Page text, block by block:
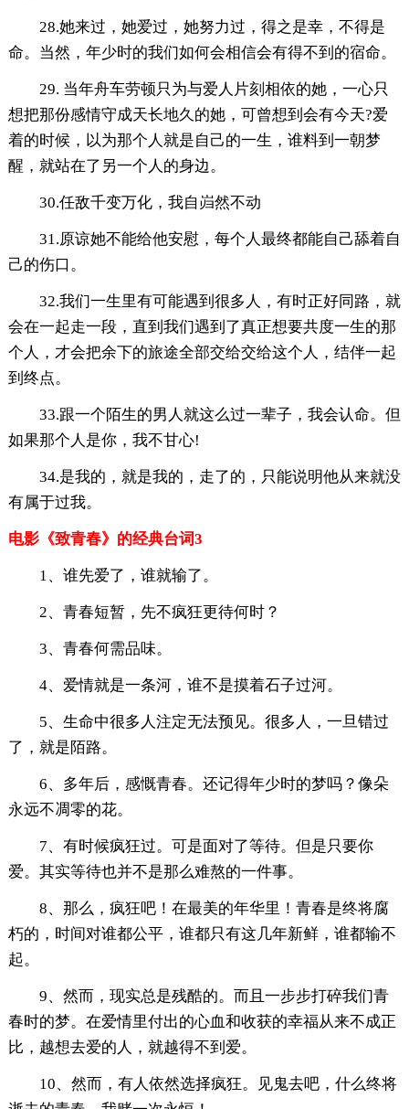
28.她来过，她爱过，她努力过，得之是幸，不得是
命。当然，年少时的我们如何会相信会有得不到的宿命。
29. 当年舟车劳顿只为与爱人片刻相依的她，一心只
想把那份感情守成天长地久的她，可曾想到会有今天?爱
着的时候，以为那个人就是自己的一生，谁料到一朝梦
醒，就站在了另一个人的身边。
30.任敌千变万化，我自岿然不动
31.原谅她不能给他安慰，每个人最终都能自己舔着自
己的伤口。
32.我们一生里有可能遇到很多人，有时正好同路，就
会在一起走一段，直到我们遇到了真正想要共度一生的那
个人，才会把余下的旅途全部交给交给这个人，结伴一起
到终点。
33.跟一个陌生的男人就这么过一辈子，我会认命。但
如果那个人是你，我不甘心!
34.是我的，就是我的，走了的，只能说明他从来就没
有属于过我。
电影《致青春》的经典台词3
1、谁先爱了，谁就输了。
2、青春短暂，先不疯狂更待何时？
3、青春何需品味。
4、爱情就是一条河，谁不是摸着石子过河。
5、生命中很多人注定无法预见。很多人，一旦错过
了，就是陌路。
6、多年后，感慨青春。还记得年少时的梦吗？像朵
永远不凋零的花。
7、有时候疯狂过。可是面对了等待。但是只要你
爱。其实等待也并不是那么难熬的一件事。
8、那么，疯狂吧！在最美的年华里！青春是终将腐
朽的，时间对谁都公平，谁都只有这几年新鲜，谁都输不
起。
9、然而，现实总是残酷的。而且一步步打碎我们青
春时的梦。在爱情里付出的心血和收获的幸福从来不成正
比，越想去爱的人，就越得不到爱。
10、然而，有人依然选择疯狂。见鬼去吧，什么终将